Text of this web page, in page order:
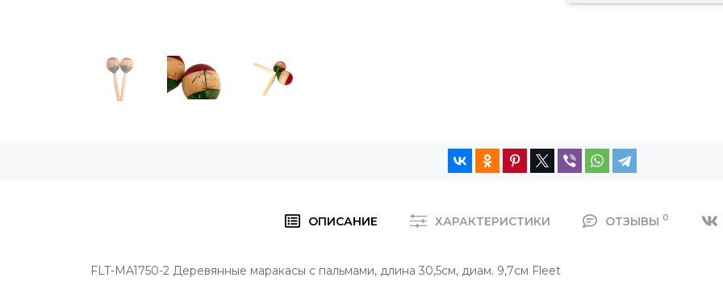
ОПИСАНИЕ ХАРАКТЕРИСТИКИ ОТЗЫВЫ 0
FLT-MA1750-2 Деревянные маракасы с пальмами, длина 30,5см, диам. 9,7см Fleet